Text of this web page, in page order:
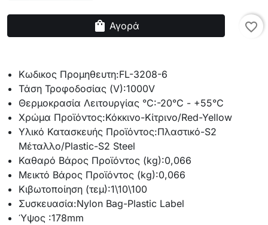
shopping_bag Αγορά favorite_border
Κωδικος Προμηθευτη:FL-3208-6
Τάση Τροφοδοσίας (V):1000V
Θερμοκρασία Λειτουργίας °C:-20°C - +55°C
Χρώμα Προϊόντος:Κόκκινο-Κίτρινο/Red-Yellow
Υλικό Κατασκευής Προϊόντος:Πλαστικό-S2
Μέταλλο/Plastic-S2 Steel
Καθαρό Βάρος Προϊόντος (kg):0,066
Μεικτό Βάρος Προϊόντος (kg):0,066
Κιβωτοποίηση (τεμ):1\10\100
Συσκευασία:Nylon Bag-Plastic Label
Ύψος :178mm